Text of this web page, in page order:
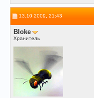
13.10.2009, 21:43
Bloke
Хранитель